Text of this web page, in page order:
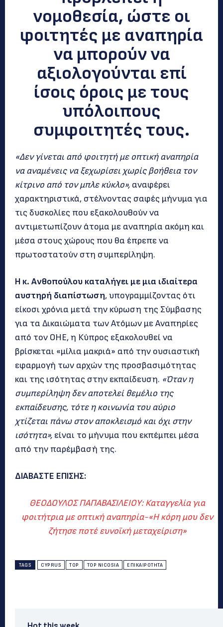
νομοθεσία, ώστε οι
φοιτητές με αναπηρία
να μπορούν να
αξιολογούνται επί
ίσοις όροις με τους
υπόλοιπους
συμφοιτητές τους.
«Δεν γίνεται από φοιτητή με οπτική αναπηρία
να αναμένεις να ξεχωρίσει χωρίς βοήθεια τον
κίτρινο από τον μπλε κύκλο», αναφέρει
χαρακτηριστικά, στέλνοντας σαφές μήνυμα για
τις δυσκολίες που εξακολουθούν να
αντιμετωπίζουν άτομα με αναπηρία ακόμη και
μέσα στους χώρους που θα έπρεπε να
πρωτοστατούν στη συμπερίληψη.
Η κ. Ανθοπούλου καταλήγει με μια ιδιαίτερα
αυστηρή διαπίστωση, υπογραμμίζοντας ότι
είκοσι χρόνια μετά την κύρωση της Σύμβασης
για τα Δικαιώματα των Ατόμων με Αναπηρίες
από τον ΟΗΕ, η Κύπρος εξακολουθεί να
βρίσκεται «μίλια μακριά» από την ουσιαστική
εφαρμογή των αρχών της προσβασιμότητας
και της ισότητας στην εκπαίδευση. «Όταν η
συμπερίληψη δεν αποτελεί θεμέλιο της
εκπαίδευσης, τότε η κοινωνία του αύριο
χτίζεται πάνω στον αποκλεισμό και όχι στην
ισότητα», είναι το μήνυμα που εκπέμπει μέσα
από την παρέμβασή της.
ΔΙΑΒΑΣΤΕ ΕΠΙΣΗΣ:
ΘΕΟΔΟΥΛΟΣ ΠΑΠΑΒΑΣΙΛΕΙΟΥ: Καταγγελία για
φοιτήτρια με οπτική αναπηρία-«Η κόρη μου δεν
ζήτησε ποτέ ευνοϊκή μεταχείριση»
TAGS CYPRUS TOP TOP NICOSIA ΕΠΙΚΑΙΡΌΤΗΤΑ